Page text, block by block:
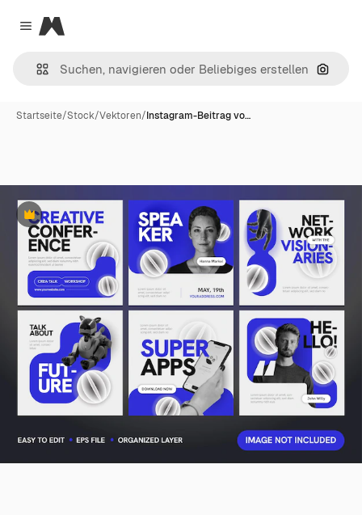
Close menu
Magnific
Nach
Startseite/Stock/Vektoren/Instagram-Beitrag vo…
Premium